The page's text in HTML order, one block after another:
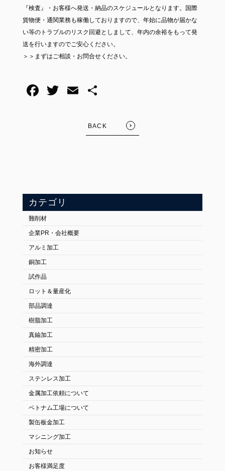
『検査』・お客様へ発送・納品のスケジュールとなります。国際
貨物便・通関業務も稼働しておりますので、年始に品物が届かな
い等のトラブルのリスク回避としまして、年内の余裕をもって発
送を行いますのでご安心ください。
＞＞ まずはご相談・お問合せください。
BACK
カテゴリ
難削材
企業PR・会社概要
アルミ加工
銅加工
試作品
ロット＆量産化
部品調達
樹脂加工
真鍮加工
精密加工
海外調達
ステンレス加工
金属加工依頼について
ベトナム工場について
製缶板金加工
マシニング加工
お知らせ
お客様満足度